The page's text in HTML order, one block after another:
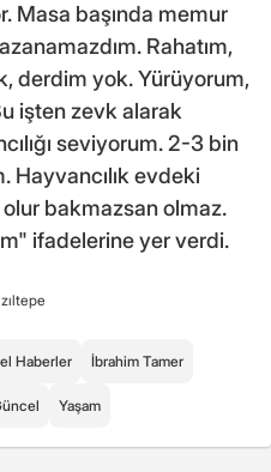
Masa başında memur
Rahatım,
derdim yok. Yürüyorum,
işten zevk alarak
seviyorum. 2-3 bin
Hayvancılık evdeki
bakmazsan olmaz.
ifadelerine yer verdi.
Haberler İbrahim Tamer
Yaşam